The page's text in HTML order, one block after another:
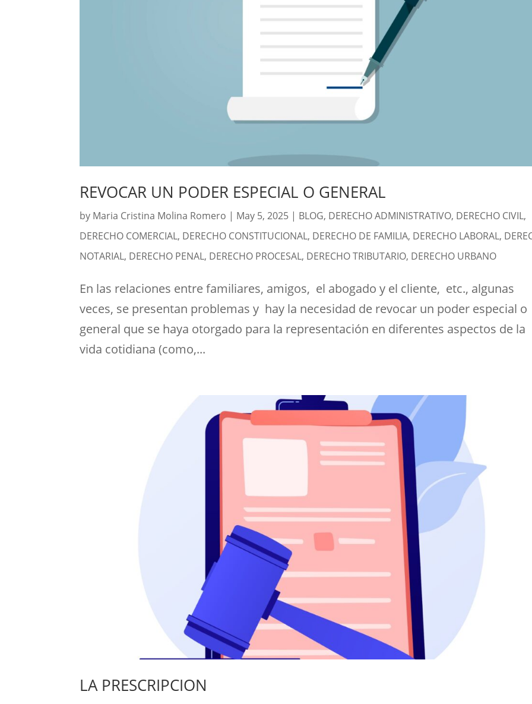
REVOCAR UN PODER ESPECIAL O GENERAL
by Maria Cristina Molina Romero | May 5, 2025 | BLOG, DERECHO ADMINISTRATIVO, DERECHO CIVIL,
DERECHO COMERCIAL, DERECHO CONSTITUCIONAL, DERECHO DE FAMILIA, DERECHO LABORAL,
NOTARIAL, DERECHO PENAL, DERECHO PROCESAL, DERECHO TRIBUTARIO, DERECHO URBANO
En las relaciones entre familiares, amigos, el abogado y el cliente, etc., algunas
veces, se presentan problemas y hay la necesidad de revocar un poder especial o
general que se haya otorgado para la representación en diferentes aspectos de la
vida cotidiana (como,...
LA PRESCRIPCION